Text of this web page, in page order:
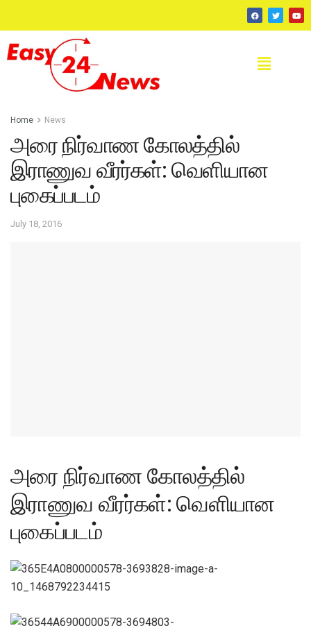
Home News
அரை நிர்வாண கோலத்தில்
இராணுவ வீரர்கள்: வெளியான
புகைப்படம்
July 18, 2016
அரை நிர்வாண கோலத்தில்
இராணுவ வீரர்கள்: வெளியான
புகைப்படம்